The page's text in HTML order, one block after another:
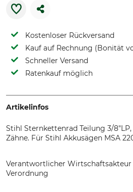
Kostenloser Rückversand
Kauf auf Rechnung (Bonität
Schneller Versand
Ratenkauf möglich
Artikelinfos
Stihl Sternkettenrad Teilung 3/
Zähne. Für Stihl Akkusägen MSA
Verantwortlicher Wirtschaftsakteur
Verordnung